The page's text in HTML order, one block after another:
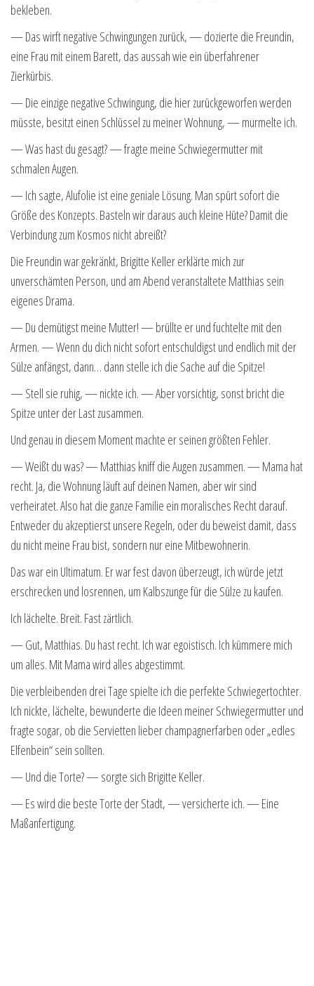
bekleben.
— Das wirft negative Schwingungen zurück, — dozierte die Freundin,
eine Frau mit einem Barett, das aussah wie ein überfahrener
Zierkürbis.
— Die einzige negative Schwingung, die hier zurückgeworfen werden
müsste, besitzt einen Schlüssel zu meiner Wohnung, — murmelte ich.
— Was hast du gesagt? — fragte meine Schwiegermutter mit
schmalen Augen.
— Ich sagte, Alufolie ist eine geniale Lösung. Man spürt sofort die
Größe des Konzepts. Basteln wir daraus auch kleine Hüte? Damit die
Verbindung zum Kosmos nicht abreißt?
Die Freundin war gekränkt, Brigitte Keller erklärte mich zur
unverschämten Person, und am Abend veranstaltete Matthias sein
eigenes Drama.
— Du demütigst meine Mutter! — brüllte er und fuchtelte mit den
Armen. — Wenn du dich nicht sofort entschuldigst und endlich mit der
Sülze anfängst, dann… dann stelle ich die Sache auf die Spitze!
— Stell sie ruhig, — nickte ich. — Aber vorsichtig, sonst bricht die
Spitze unter der Last zusammen.
Und genau in diesem Moment machte er seinen größten Fehler.
— Weißt du was? — Matthias kniff die Augen zusammen. — Mama hat
recht. Ja, die Wohnung läuft auf deinen Namen, aber wir sind
verheiratet. Also hat die ganze Familie ein moralisches Recht darauf.
Entweder du akzeptierst unsere Regeln, oder du beweist damit, dass
du nicht meine Frau bist, sondern nur eine Mitbewohnerin.
Das war ein Ultimatum. Er war fest davon überzeugt, ich würde jetzt
erschrecken und losrennen, um Kalbszunge für die Sülze zu kaufen.
Ich lächelte. Breit. Fast zärtlich.
— Gut, Matthias. Du hast recht. Ich war egoistisch. Ich kümmere mich
um alles. Mit Mama wird alles abgestimmt.
Die verbleibenden drei Tage spielte ich die perfekte Schwiegertochter.
Ich nickte, lächelte, bewunderte die Ideen meiner Schwiegermutter und
fragte sogar, ob die Servietten lieber champagnerfarben oder „edles
Elfenbein“ sein sollten.
— Und die Torte? — sorgte sich Brigitte Keller.
— Es wird die beste Torte der Stadt, — versicherte ich. — Eine
Maßanfertigung.